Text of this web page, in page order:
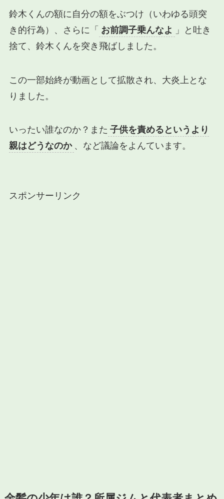
鈴木くんの額に自分の額をぶつけ（いわゆる頭突
き的行為）、さらに「 お前調子乗んなよ
」と吐き
捨て、鈴木くんを突き飛ばしました。
この一部始終が動画として拡散され、大炎上とな
りました。
いったい誰なのか？また 子供を責めるというより
親はどうなのか 、など議論をよんています。
スポンサーリンク